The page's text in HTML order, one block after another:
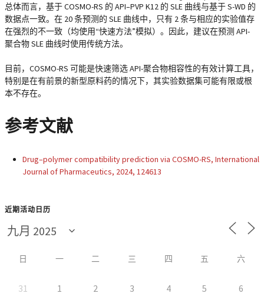
总体而言，基于 COSMO-RS 的 API–PVP K12 的 SLE 曲线与基于 S-WD 的
数据点一致。在 20 条预测的 SLE 曲线中，只有 2 条与相应的实验值存
在强烈的不一致（均使用“快速方法”模拟）。因此，建议在预测 API-
聚合物 SLE 曲线时使用传统方法。
目前，COSMO-RS 可能是快速筛选 API-聚合物相容性的有效计算工具，
特别是在有前景的新型原料药的情况下，其实验数据集可能有限或根
本不存在。
参考文献
Drug–polymer compatibility prediction via COSMO-RS, International
Journal of Pharmaceutics, 2024, 124613
近期活动日历
日 一 二 三 四 五 六
31 1 2 3 4 5 6